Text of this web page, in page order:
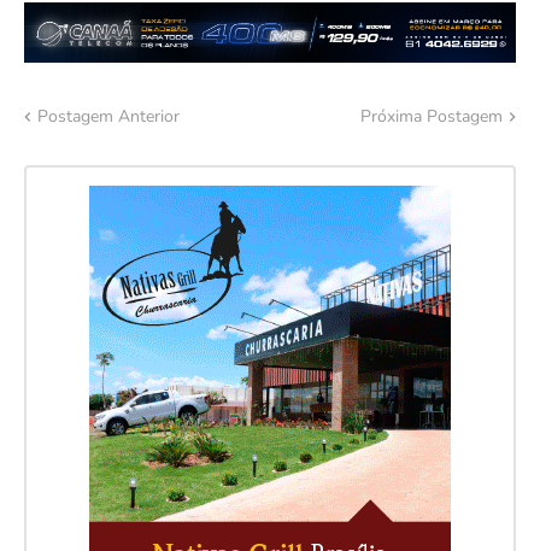
Postagem Anterior Próxima Postagem